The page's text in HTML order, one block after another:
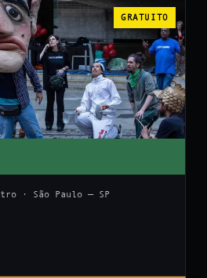
GRATUITO
· São Paulo — SP